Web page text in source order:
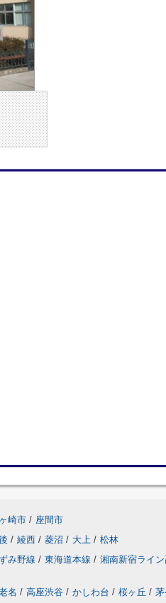
崎市 / 座間市
/ 綾西 / 菱沼 / 大上 / 松林
み野線 / 東海道本線 / 湘南新宿ライ
名 / 高座渋谷 / かしわ台 / 桜ヶ丘 /